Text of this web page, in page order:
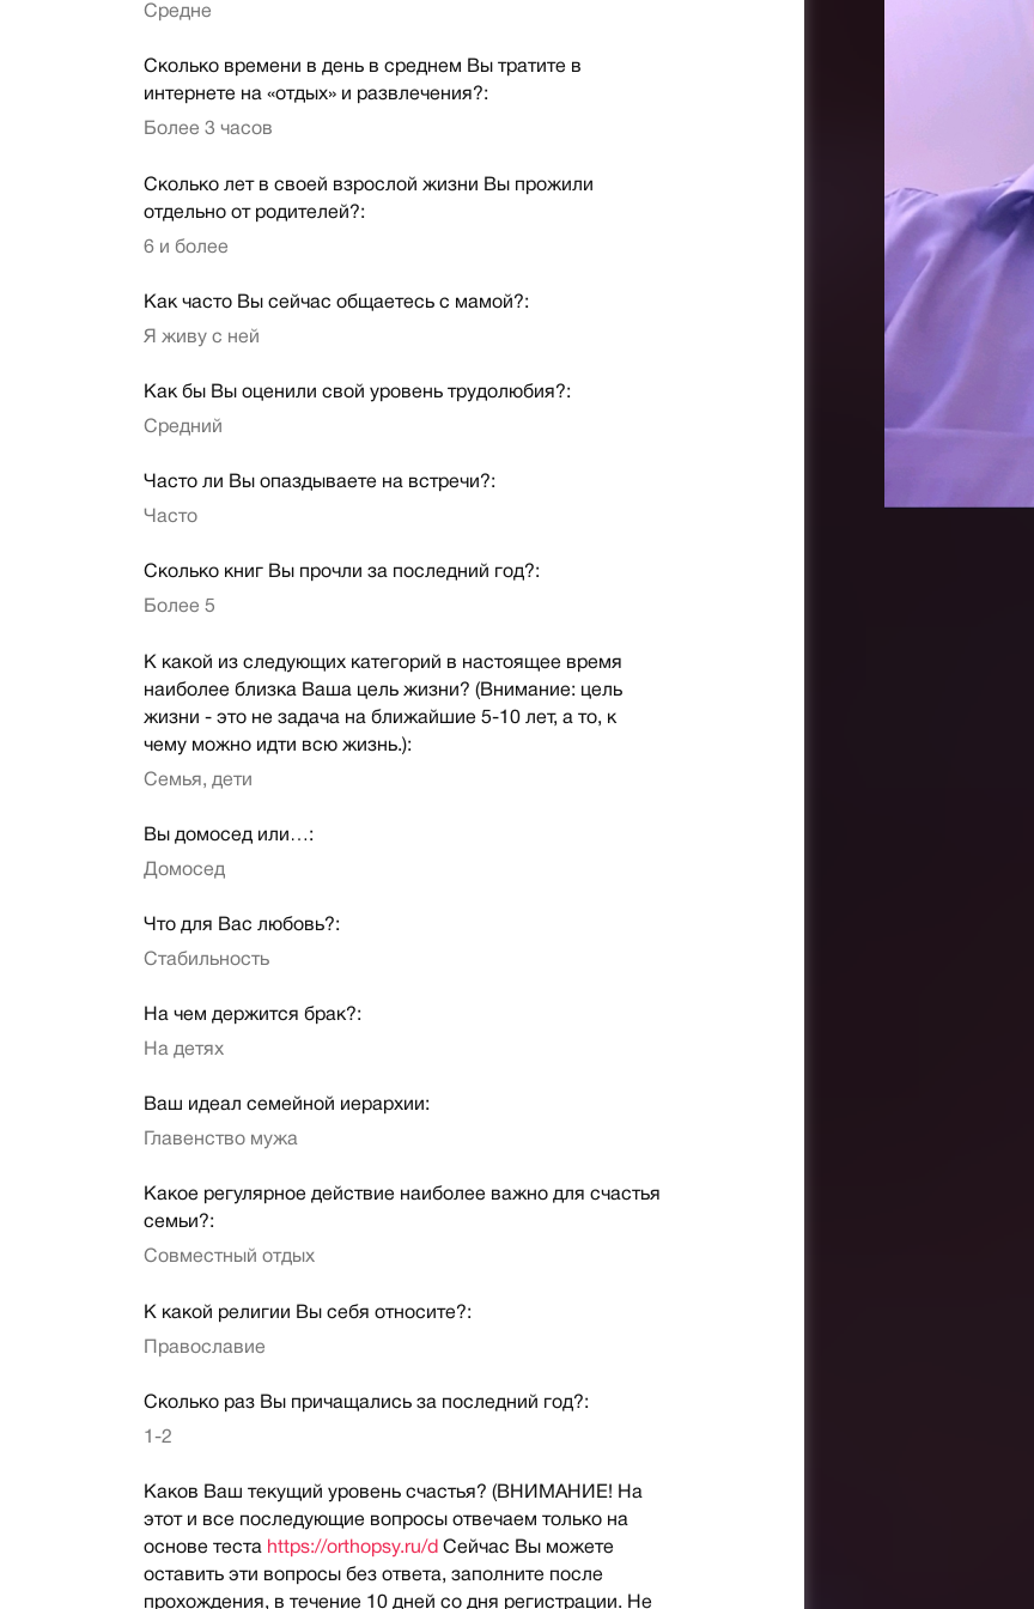
Средне
Сколько времени в день в среднем Вы тратите в
интернете на «отдых» и развлечения?:
Более 3 часов
Сколько лет в своей взрослой жизни Вы прожили
отдельно от родителей?:
6 и более
Как часто Вы сейчас общаетесь с мамой?:
Я живу с ней
Как бы Вы оценили свой уровень трудолюбия?:
Средний
Часто ли Вы опаздываете на встречи?:
Часто
Сколько книг Вы прочли за последний год?:
Более 5
К какой из следующих категорий в настоящее время
наиболее близка Ваша цель жизни? (Внимание: цель
жизни - это не задача на ближайшие 5-10 лет, а то, к
чему можно идти всю жизнь.):
Семья, дети
Вы домосед или…:
Домосед
Что для Вас любовь?:
Стабильность
На чем держится брак?:
На детях
Ваш идеал семейной иерархии:
Главенство мужа
Какое регулярное действие наиболее важно для счастья
семьи?:
Совместный отдых
К какой религии Вы себя относите?:
Православие
Сколько раз Вы причащались за последний год?:
1-2
Каков Ваш текущий уровень счастья? (ВНИМАНИЕ! На
этот и все последующие вопросы отвечаем только на
основе теста https://orthopsy.ru/d Сейчас Вы можете
оставить эти вопросы без ответа, заполните после
прохождения, в течение 10 дней со дня регистрации. Не